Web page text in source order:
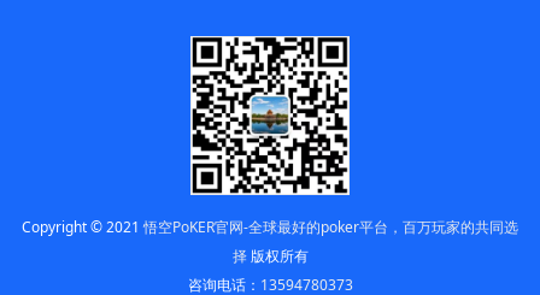
Copyright © 2021悟空PoKER官网-全球最好的poker平台，百万玩家的共同选
择版权所有
咨询电话： 13594780373